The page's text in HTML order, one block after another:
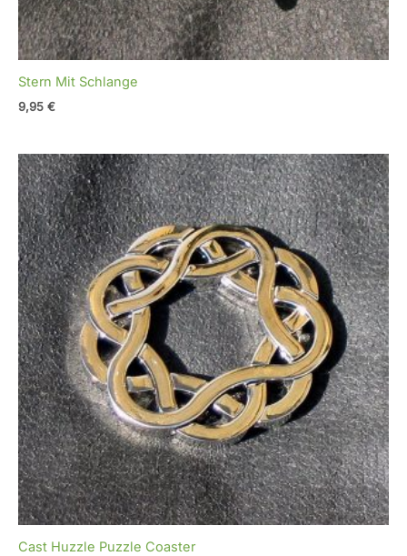
Stern Mit Schlange
9,95 €
Cast Huzzle Puzzle Coaster